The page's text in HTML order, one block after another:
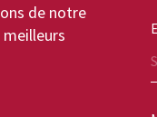
de notre